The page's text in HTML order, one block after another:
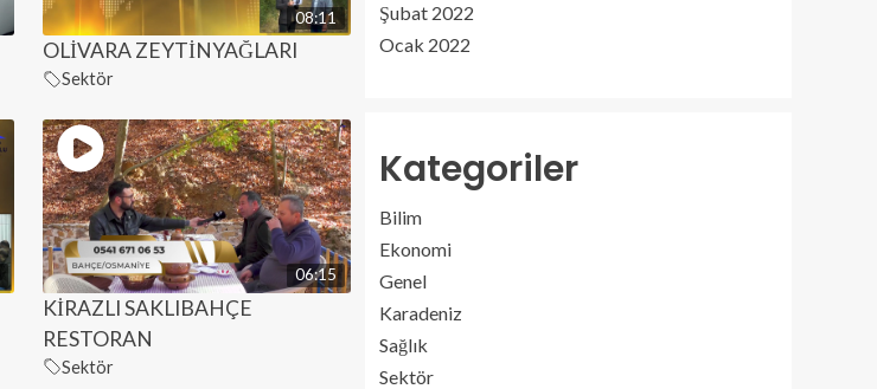
08:11
OLİVARA ZEYTİNYAĞLARI
Sektör
06:15
KİRAZLI SAKLIBAHÇE
RESTORAN
Sektör
Şubat 2022
Ocak 2022
Kategoriler
Bilim
Ekonomi
Genel
Karadeniz
Sağlık
Sektör